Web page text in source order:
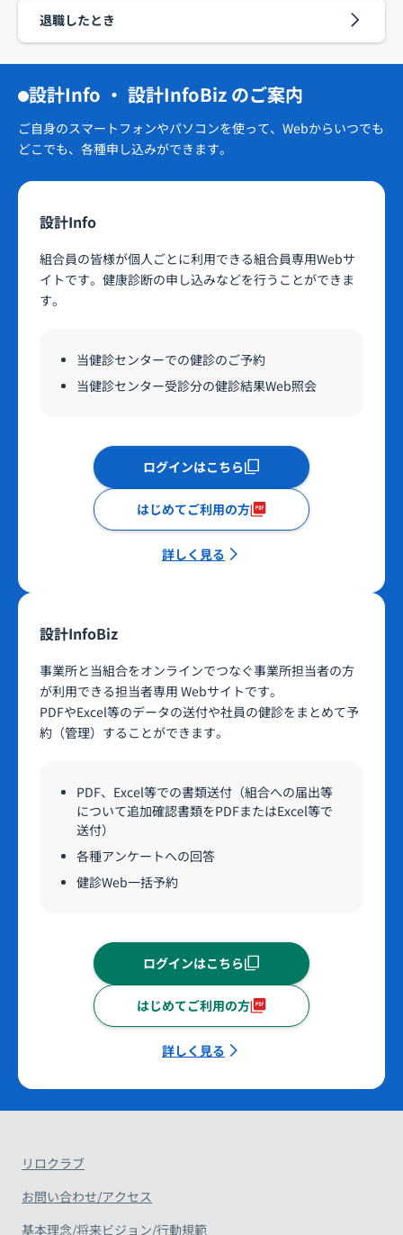
退職したとき
設計Info ・ 設計InfoBiz のご案内
ご自身のスマートフォンやパソコンを使って、Webからいつでも
どこでも、各種申し込みができます。
設計Info
組合員の皆様が個人ごとに利用できる組合員専用Webサ
イトです。健康診断の申し込みなどを行うことができま
す。
当健診センターでの健診のご予約
当健診センター受診分の健診結果Web照会
ログインはこちら
はじめてご利用の方
詳しく見る
設計InfoBiz
事業所と当組合をオンラインでつなぐ事業所担当者の方
が利用できる担当者専用 Webサイトです。
PDFやExcel等のデータの送付や社員の健診をまとめて予
約（管理）することができます。
PDF、Excel等での書類送付（組合への届出等
について追加確認書類をPDFまたはExcel等で
送付）
各種アンケートへの回答
健診Web一括予約
ログインはこちら
はじめてご利用の方
詳しく見る
リロクラブ
お問い合わせ/アクセス
基本理念/将来ビジョン/行動規範